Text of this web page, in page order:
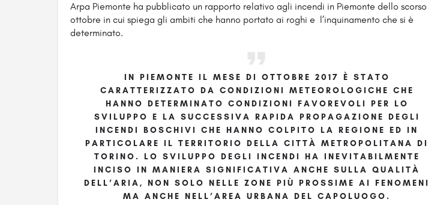
Arpa Piemonte ha pubblicato un rapporto relativo agli incendi in Piemonte dello scorso
ottobre in cui spiega gli ambiti che hanno portato ai roghi e l’inquinamento che si è
determinato.
IN PIEMONTE IL MESE DI OTTOBRE 2017 È STATO
CARATTERIZZATO DA CONDIZIONI METEOROLOGICHE CHE
HANNO DETERMINATO CONDIZIONI FAVOREVOLI PER LO
SVILUPPO E LA SUCCESSIVA RAPIDA PROPAGAZIONE DEGLI
INCENDI BOSCHIVI CHE HANNO COLPITO LA REGIONE ED IN
PARTICOLARE IL TERRITORIO DELLA CITTÀ METROPOLITANA DI
TORINO. LO SVILUPPO DEGLI INCENDI HA INEVITABILMENTE
INCISO IN MANIERA SIGNIFICATIVA ANCHE SULLA QUALITÀ
DELL’ARIA, NON SOLO NELLE ZONE PIÙ PROSSIME AI FENOMENI
MA ANCHE NELL’AREA URBANA DEL CAPOLUOGO.